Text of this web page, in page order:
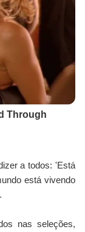
a todos: 'Está
está vivendo
nas seleções,